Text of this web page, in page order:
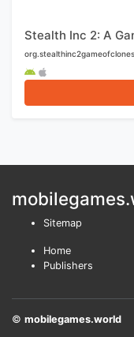
Stealth Inc 2: A
Sitemap
Home
Publishers
© mobilegames.world